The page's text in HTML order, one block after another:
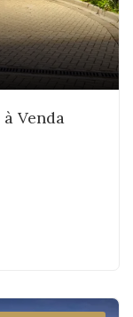
Venda